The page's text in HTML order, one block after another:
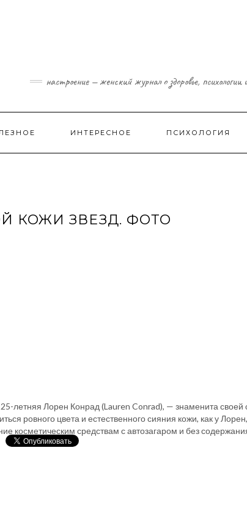
настроение — женский журнал о здоровье, психологии
ИНТЕРЕСНОЕ ПСИХОЛОГИЯ
КОЖИ ЗВЕЗД. ФОТО
летняя Лорен Конрад (Lauren Conrad), — знаменита своей
ровного цвета и естественного сияния кожи, как у Лорен,
косметическим средствам с автозагаром и без